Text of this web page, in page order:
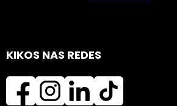
KIKOS NAS REDES